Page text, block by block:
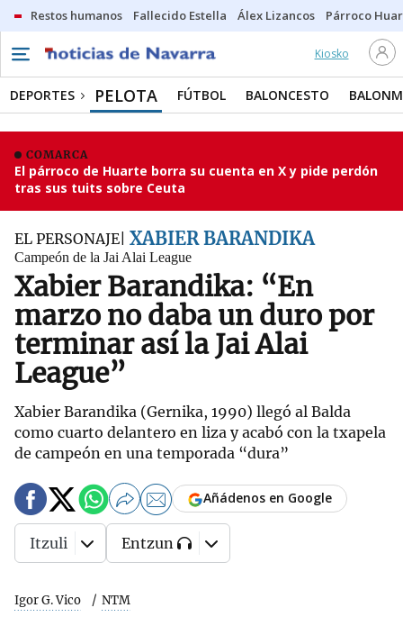
Restos humanos Fallecido Estella Álex Lizancos Párroco
Kiosko
DEPORTES PELOTA FÚTBOL BALONCESTO
COMARCA
El párroco de Huarte borra su cuenta en X y pide perdón
tras sus tuits sobre Ceuta
EL PERSONAJE XABIER BARANDIKA
Campeón de la Jai Alai League
Xabier Barandika: “En
marzo no daba un duro por
terminar así la Jai Alai
League”
Xabier Barandika (Gernika, 1990) llegó al Balda
como cuarto delantero en liza y acabó con la txapela
de campeón en una temporada “dura”
Igor G. Vico NTM
Añádenos en Google
Itzuli Entzun